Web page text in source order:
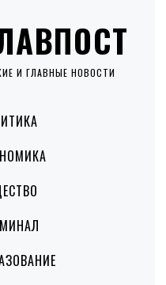
И ГЛАВНЫЕ НОВОСТИ